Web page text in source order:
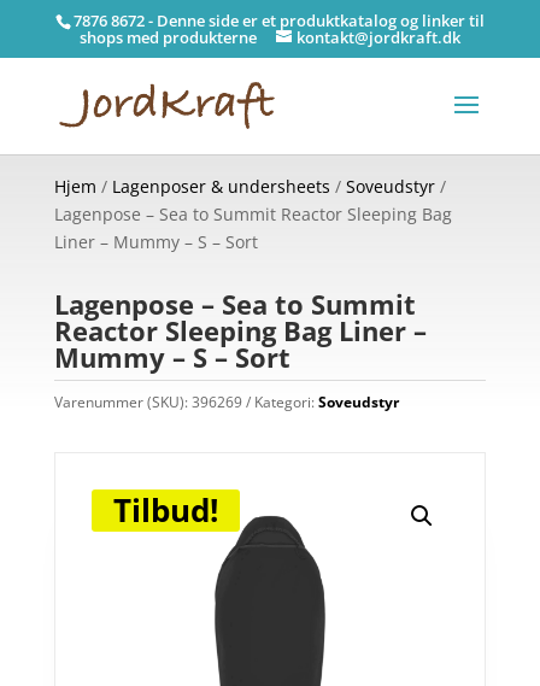
7876 8672 - Denne side er et produktkatalog og linker til
shops med produkterne kontakt@jordkraft.dk
Hjem / Lagenposer & undersheets / Soveudstyr/
Lagenpose – Sea to Summit Reactor Sleeping Bag
Liner – Mummy – S – Sort
Lagenpose – Sea to Summit
Reactor Sleeping Bag Liner –
Mummy – S – Sort
Varenummer (SKU):396269 Kategori:Soveudstyr
Tilbud!